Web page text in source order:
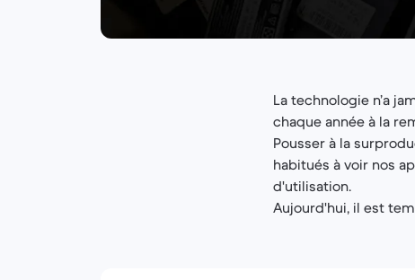
La technologie n’a
chaque année à la
Pousser à la
habitués à voir nos
d'utilisation.
Aujourd'hui, il est